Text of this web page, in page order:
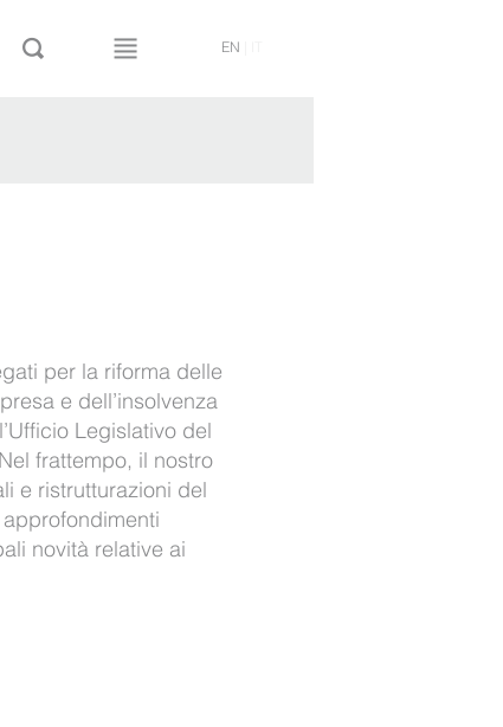
EN
per la riforma delle
e dell’insolvenza
Legislativo del
frattempo, il nostro
e ristrutturazioni del
novità relative ai